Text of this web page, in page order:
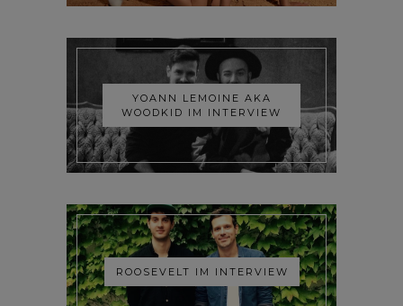
YOANN LEMOINE AKA
WOODKID IM INTERVIEW
ROOSEVELT IM INTERVIEW